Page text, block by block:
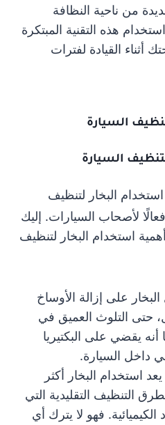
من ناحية النظافة
هذه التقنية المبتكرة
القيادة لفترات
السيارة
السيارة
استخدام البخار لتنظيف
لأصحاب السيارات. إليك
استخدام البخار لتنظيف
على إزالة الأوساخ
حتى التلوث العميق في
أنه يقضي على البكتيريا
داخل السيارة.
يعد استخدام البخار أكثر
التنظيف التقليدية التي
فهو لا يترك أي